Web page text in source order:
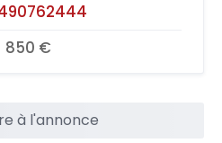
850 €
à l'annonce